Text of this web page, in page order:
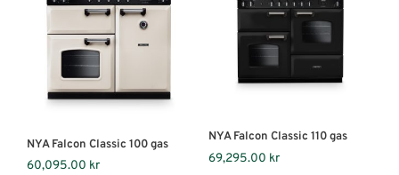
NYA Falcon Classic 100 gas
60,095.00 kr
NYA Falcon Classic 110 gas
69,295.00 kr